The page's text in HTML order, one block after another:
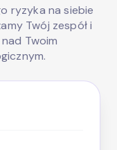
ryzyka na siebie
Twój zespół i
Twoim